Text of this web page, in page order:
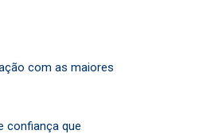
com as maiores
confiança que